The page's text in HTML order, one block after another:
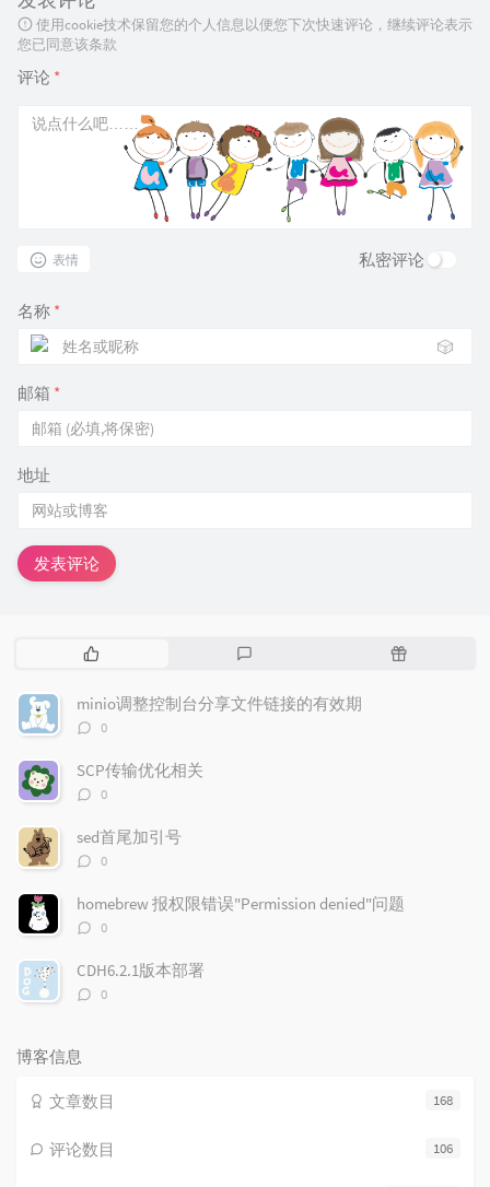
使用cookie技术保留您的个人信息以便您下次快速评论，继续评论表示
您已同意该条款
评论 *
表情 私密评论
名称 *
🎲
邮箱 *
地址
发表评论
热
文
章
评
随
minio调整控制台分享文件链接的有效期
评
数：
0
SCP传输优化相关
评
数：
0
sed首尾加引号
评
数：
0
homebrew 报权限错误"Permission denied"问题
评
数：
0
CDH6.2.1版本部署
评
0
博客信息
168
文章数目
106
评论数目